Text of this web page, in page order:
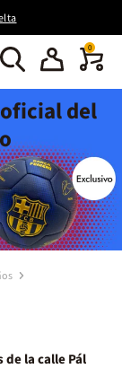
0
del
de la calle Pál